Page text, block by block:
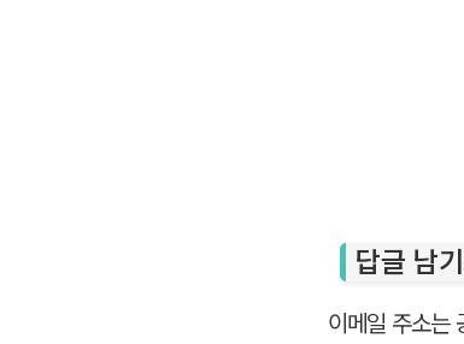
답글 남기
이메일 주소는